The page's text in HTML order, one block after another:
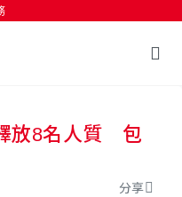
搜尋放8名人質 包
分享